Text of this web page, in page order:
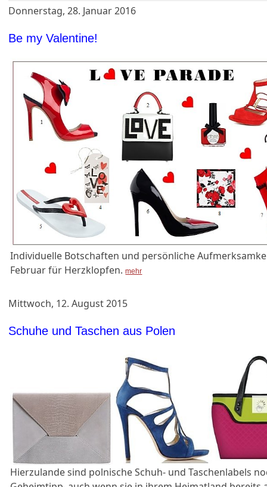
Donnerstag, 28. Januar 2016
Be my Valentine!
Individuelle Botschaften und persönliche
Februar für Herzklopfen.mehr
Mittwoch, 12. August 2015
Schuhe und Taschen aus Polen
Hierzulande sind polnische Schuh- und Taschenlabels